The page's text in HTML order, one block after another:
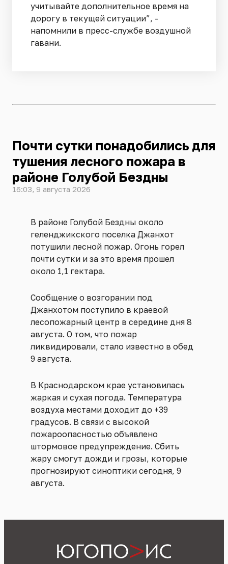
учитывайте дополнительное время на
дорогу в текущей ситуации”, -
напомнили в пресс-службе воздушной
гавани.
Почти сутки понадобились для
тушения лесного пожара в
районе Голубой Бездны
16:03, 9 августа 2026
В районе Голубой Бездны около
геленджикского поселка Джанхот
потушили лесной пожар. Огонь горел
почти сутки и за это время прошел
около 1,1 гектара.
Сообщение о возгорании под
Джанхотом поступило в краевой
лесопожарный центр в середине дня 8
августа. О том, что пожар
ликвидировали, стало известно в обед
9 августа.
В Краснодарском крае установилась
жаркая и сухая погода. Температура
воздуха местами доходит до +39
градусов. В связи с высокой
пожароопасностью объявлено
штормовое предупреждение. Сбить
жару смогут дожди и грозы, которые
прогнозируют синоптики сегодня, 9
августа.